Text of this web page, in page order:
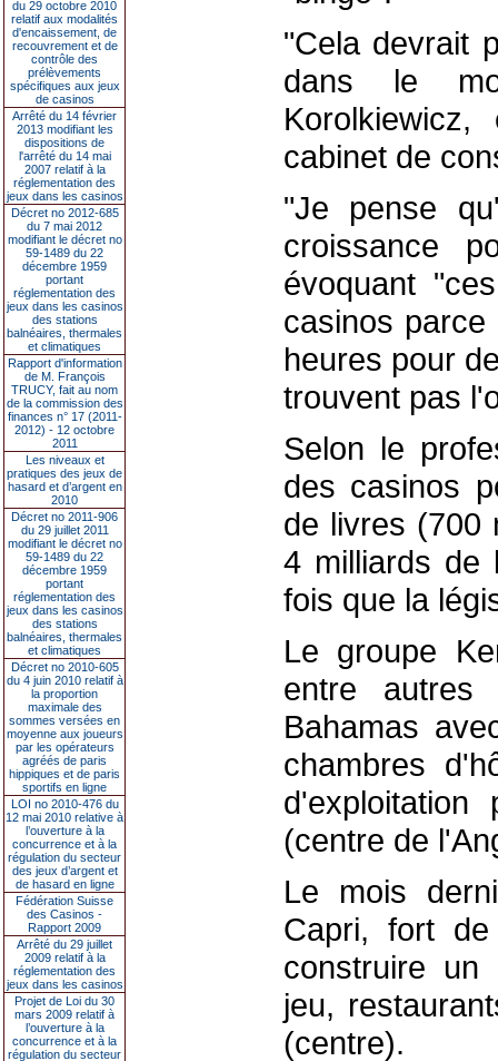
du 29 octobre 2010
relatif aux modalités
d'encaissement, de
recouvrement et de
contrôle des
prélèvements
spécifiques aux jeux
de casinos
Arrêté du 14 février
2013 modifiant les
dispositions de
l'arrêté du 14 mai
2007 relatif à la
réglementation des
jeux dans les casinos
Décret no 2012-685
du 7 mai 2012
modifiant le décret no
59-1489 du 22
décembre 1959
portant
réglementation des
jeux dans les casinos
des stations
balnéaires, thermales
et climatiques
Rapport d'information
de M. François
TRUCY, fait au nom
de la commission des
finances n° 17 (2011-
2012) - 12 octobre
2011
Les niveaux et
pratiques des jeux de
hasard et d’argent en
2010
Décret no 2011-906
du 29 juillet 2011
modifiant le décret no
59-1489 du 22
décembre 1959
portant
réglementation des
jeux dans les casinos
des stations
balnéaires, thermales
et climatiques
Décret no 2010-605
du 4 juin 2010 relatif à
la proportion
maximale des
sommes versées en
moyenne aux joueurs
par les opérateurs
agréés de paris
hippiques et de paris
sportifs en ligne
LOI no 2010-476 du
12 mai 2010 relative à
l’ouverture à la
concurrence et à la
régulation du secteur
des jeux d’argent et
de hasard en ligne
Fédération Suisse
des Casinos -
Rapport 2009
Arrêté du 29 juillet
2009 relatif à la
réglementation des
jeux dans les casinos
Projet de Loi du 30
mars 2009 relatif à
l’ouverture à la
concurrence et à la
régulation du secteur
"Cela devrait
dans le
cabinet de
"Je pense
croissance
évoquant
casinos
heures pour
trouvent pas
Selon le
des casinos
de livres (700
4 milliards de
fois que la
Le groupe
entre autres
Bahamas
chambres
(centre de
Le mois
Capri, fort
construire
jeu,
(centre).